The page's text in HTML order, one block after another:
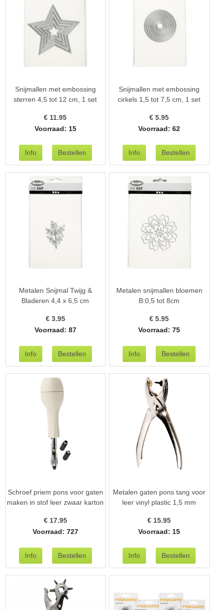
Snijmallen met embossing
sterren 4,5 tot 12 cm, 1 set
€ 11.95
Voorraad: 15
Snijmallen met embossing
cirkels 1,5 tot 7,5 cm, 1 set
€5.95
Voorraad: 62
Metalen Snijmal Twijg &
Bladeren 4,4 x 6,5 cm
€ 3.95
Voorraad: 87
Metalen snijmallen bloemen
B:0,5 tot 8cm
€5.95
Voorraad: 75
Schroef priem pons voor gaten
maken in stof leer zwaar karton
€ 17.95
Voorraad: 727
Metalen gaten pons tang voor
leer vinyl plastic 1,5 mm
€ 15.95
Voorraad: 15